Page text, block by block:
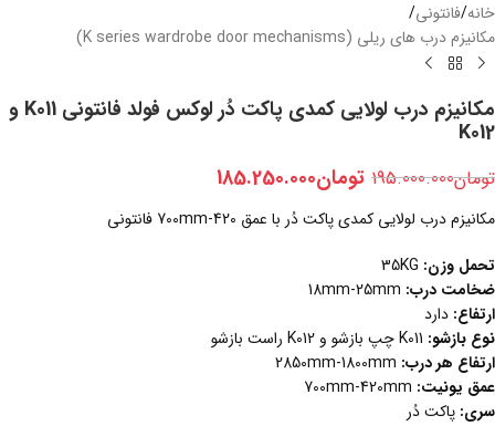
خانه/فانتونی/
مکانیزم درب های ریلی (K series wardrobe door mechanisms)
مکانیزم درب لولایی کمدی پاکت دُر لوکس فولد فانتونی K011 و
K012
تومان195.000.000 تومان185.250.000
مکانیزم درب لولایی کمدی پاکت دُر با عمق 420-700mm فانتونی
تحمل وزن:
ضخامت درب:
ارتفاع: دارد
نوع بازشو:
ارتفاع هر درب:
عمق یونیت:
سری: پاکت دُر